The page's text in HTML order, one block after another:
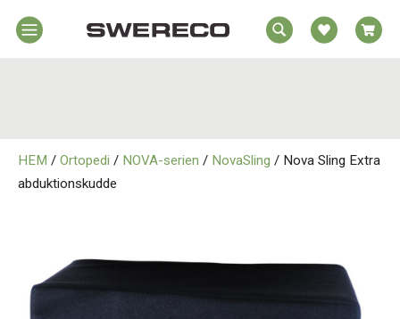
Rörelsehjälpmedel
Sjukvård
HEM / Ortopedi / NOVA-serien / NovaSling / Nova Sling Extra
abduktionskudde